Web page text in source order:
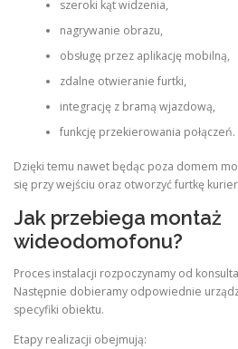
szeroki kąt widzenia,
nagrywanie obrazu,
obsługę przez aplikację mobilną,
zdalne otwieranie furtki,
integrację z bramą wjazdową,
funkcję przekierowania połączeń.
Dzięki temu nawet będąc poza domem
się przy wejściu oraz otworzyć furtkę
Jak przebiega montaż
wideodomofonu?
Proces instalacji rozpoczynamy od
Następnie dobieramy odpowiednie
specyfiki obiektu.
Etapy realizacji obejmują: